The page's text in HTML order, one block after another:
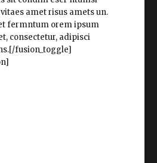
amet risus amets un.
fermntum orem ipsum
consectetur, adipisci
fusion_toggle]